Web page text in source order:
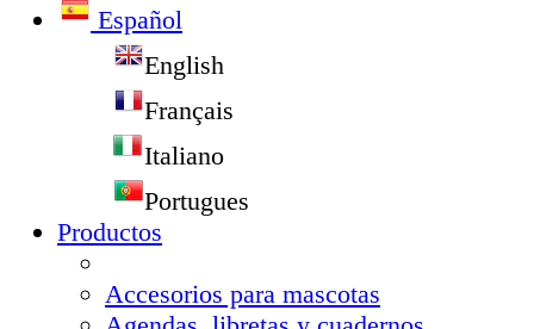
Español
English
Français
Italiano
Portugues
Productos
Accesorios para mascotas